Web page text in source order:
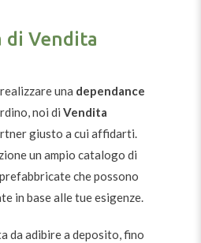
di Vendita
una dependance
noi di Vendita
giusto a cui affidarti.
un ampio catalogo di
che possono
in base alle tue esigenze.
da adibire a deposito, fino